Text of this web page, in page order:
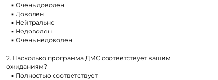
▪ Очень доволен
▪ Доволен
▪ Нейтрально
▪ Недоволен
▪ Очень недоволен
2. Насколько программа ДМС соответствует вашим
ожиданиям?
▪ Полностью соответствует